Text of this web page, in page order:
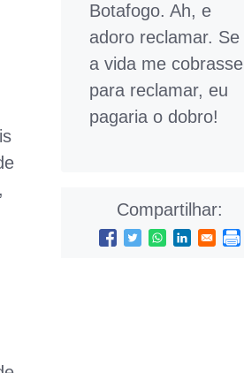
Botafogo. Ah, e
adoro reclamar. Se
a vida me cobrasse
para reclamar, eu
pagaria o dobro!
Compartilhar: